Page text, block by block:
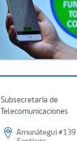
Subsecretaría de
Telecomunicaciones